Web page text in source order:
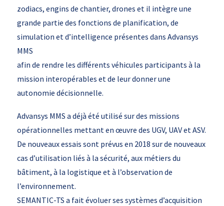
zodiacs, engins de chantier, drones et il intègre une
grande partie des fonctions de planification, de
simulation et d’intelligence présentes dans Advansys
MMS
afin de rendre les différents véhicules participants à la
mission interopérables et de leur donner une
autonomie décisionnelle.
Advansys MMS a déjà été utilisé sur des missions
opérationnelles mettant en œuvre des UGV, UAV et ASV.
De nouveaux essais sont prévus en 2018 sur de nouveaux
cas d’utilisation liés à la sécurité, aux métiers du
bâtiment, à la logistique et à l’observation de
l’environnement.
SEMANTIC-TS a fait évoluer ses systèmes d’acquisition